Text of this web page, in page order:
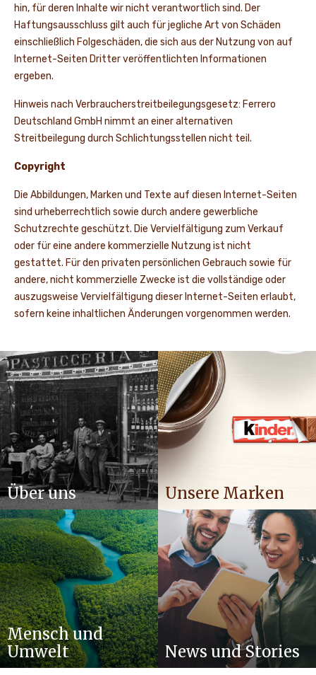
hin, für deren Inhalte wir nicht verantwortlich sind. Der
Haftungsausschluss gilt auch für jegliche Art von Schäden
einschließlich Folgeschäden, die sich aus der Nutzung von auf
Internet-Seiten Dritter veröffentlichten Informationen
ergeben.
Hinweis nach Verbraucherstreitbeilegungsgesetz: Ferrero
Deutschland GmbH nimmt an einer alternativen
Streitbeilegung durch Schlichtungsstellen nicht teil.
Copyright
Die Abbildungen, Marken und Texte auf diesen Internet-Seiten
sind urheberrechtlich sowie durch andere gewerbliche
Schutzrechte geschützt. Die Vervielfältigung zum Verkauf
oder für eine andere kommerzielle Nutzung ist nicht
gestattet. Für den privaten persönlichen Gebrauch sowie für
andere, nicht kommerzielle Zwecke ist die vollständige oder
auszugsweise Vervielfältigung dieser Internet-Seiten erlaubt,
sofern keine inhaltlichen Änderungen vorgenommen werden.
Über uns Unsere Marken
Mensch und
Umwelt
News und Stories